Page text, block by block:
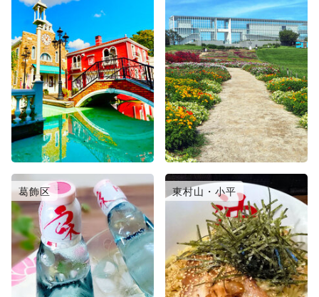
葛飾区 東村山・小平